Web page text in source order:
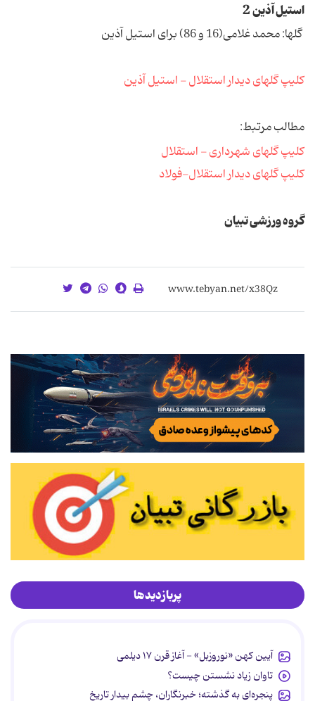
استیل آذین 2
گلها: محمد غلامی(16 و 86) برای استیل آذین
کلیپ گلهای دیدار استقلال - استیل آذین
مطالب مرتبط:
کلیپ گلهای شهرداری - استقلال
کلیپ گلهای دیدار استقلال-فولاد
گروه ورزشی تبیان
پربازدیدها
آیین کهن «نوروزبل» - آغاز قرن ۱۷ دیلمی
تاوان زیاد نشستن چیست؟
پنجره‌ای به گذشته؛ خبرنگاران، چشم بیدار تاریخ